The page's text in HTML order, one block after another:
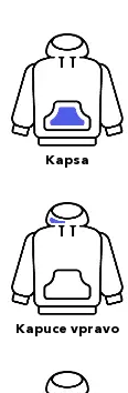
Kapsa
Kapuce vpravo